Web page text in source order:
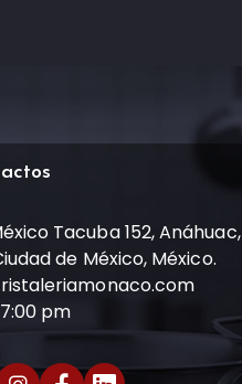
Tacuba 152, Anáhuac,
de México, México.
pm